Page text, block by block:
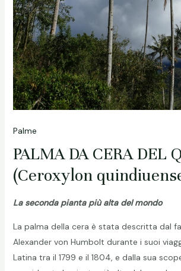
Palme
PALMA DA CERA DEL
(Ceroxylon
La seconda pianta più alta del mondo
La palma della cera è stata descritta dal
Alexander von Humbolt durante i suoi
Latina tra il 1799 e il 1804, e dalla sua